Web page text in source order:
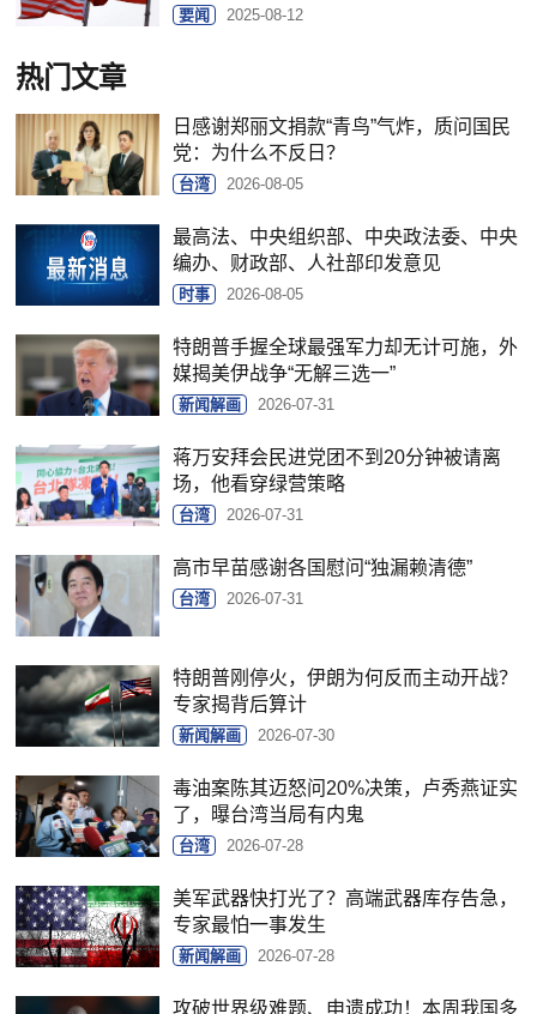
要闻 2025-08-12
热门文章
日感谢郑丽文捐款“青鸟”气炸，质问国民
党：为什么不反日？
台湾 2026-08-05
最高法、中央组织部、中央政法委、中央
编办、财政部、人社部印发意见
时事 2026-08-05
特朗普手握全球最强军力却无计可施，外
媒揭美伊战争“无解三选一”
新闻解画 2026-07-31
蒋万安拜会民进党团不到20分钟被请离
场，他看穿绿营策略
台湾 2026-07-31
高市早苗感谢各国慰问“独漏赖清德”
台湾 2026-07-31
特朗普刚停火，伊朗为何反而主动开战？
专家揭背后算计
新闻解画 2026-07-30
毒油案陈其迈怒问20%决策，卢秀燕证实
了，曝台湾当局有内鬼
台湾 2026-07-28
美军武器快打光了？高端武器库存告急，
专家最怕一事发生
新闻解画 2026-07-28
攻破世界级难题、申遗成功！本周我国多